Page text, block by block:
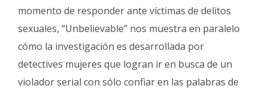
momento de responder ante víctimas de delitos
sexuales, “Unbelievable” nos muestra en paralelo
cómo la investigación es desarrollada por
detectives mujeres que logran ir en busca de un
violador serial con sólo confiar en las palabras de